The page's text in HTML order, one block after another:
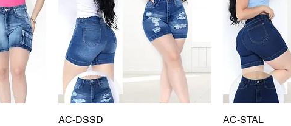
AC-DSSD
AC-STAL